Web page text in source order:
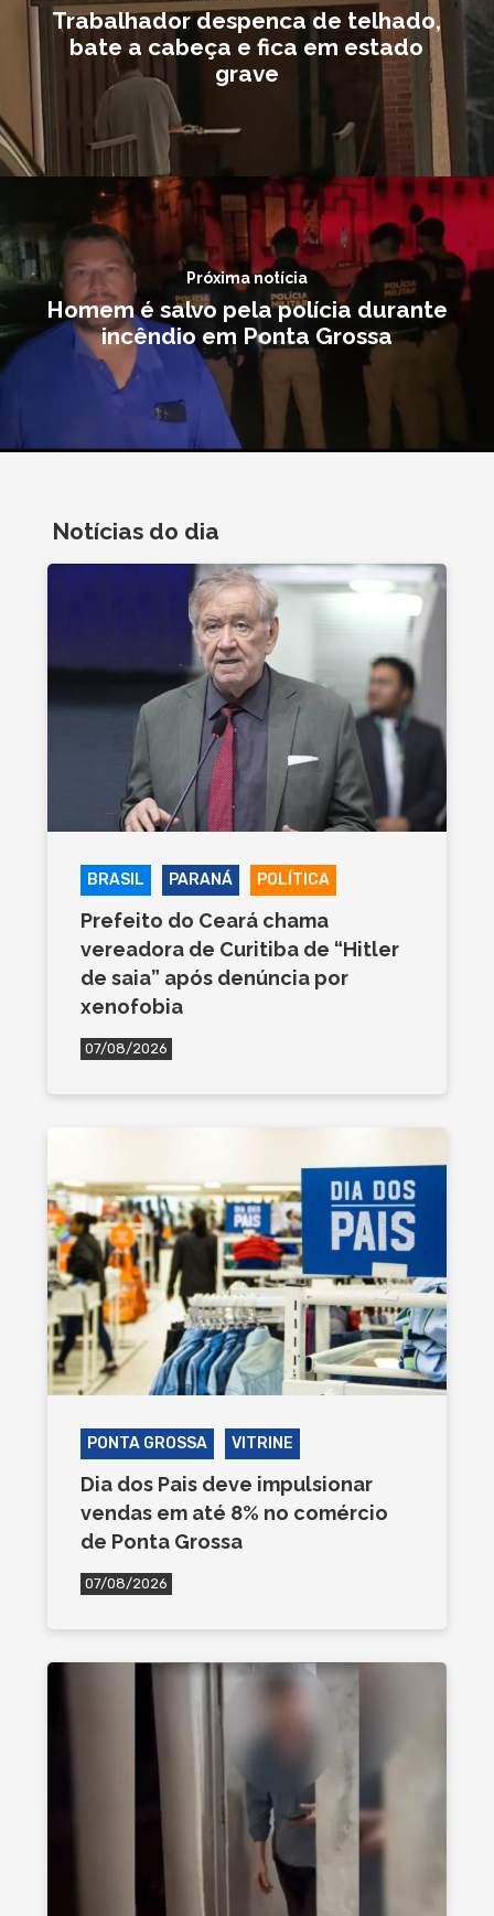
Trabalhador despenca de telhado,
bate a cabeça e fica em estado
grave
Próxima notícia
Homem é salvo pela polícia durante
incêndio em Ponta Grossa
Notícias do dia
BRASIL PARANÁ POLÍTICA
Prefeito do Ceará chama
vereadora de Curitiba de “Hitler
de saia” após denúncia por
xenofobia
07/08/2026
PONTA GROSSA VITRINE
Dia dos Pais deve impulsionar
vendas em até 8% no comércio
de Ponta Grossa
07/08/2026